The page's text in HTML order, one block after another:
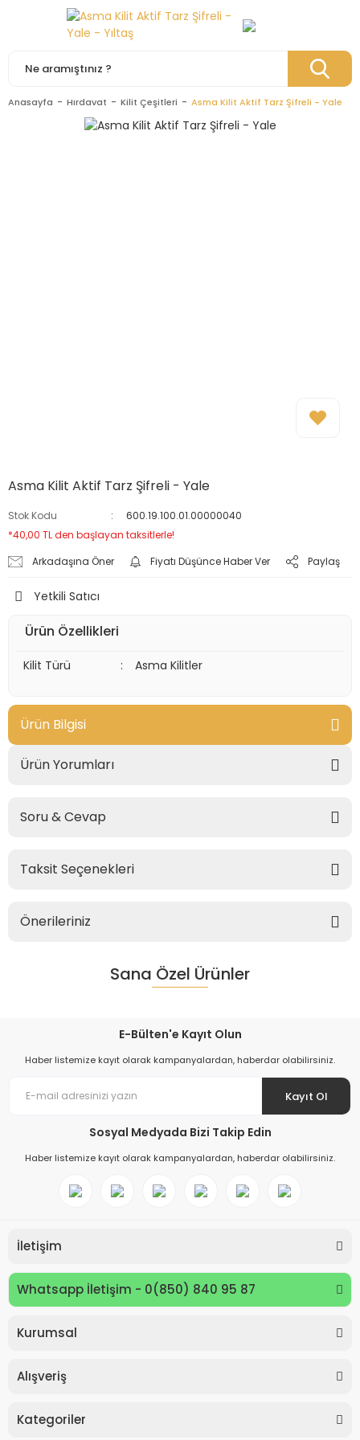
Anasayfa Hırdavat Kilit Çeşitleri Asma Kilit Aktif Tarz Şifreli - Yale
Asma Kilit Aktif Tarz Şifreli - Yale
Stok Kodu
600.19.100.01.00000040
*40,00 TL den başlayan taksitlerle!
Arkadaşına Öner
Fiyatı Düşünce Haber Ver Paylaş
Yetkili Satıcı
Ürün Özellikleri
Kilit Türü : Asma Kilitler
Ürün Bilgisi
Ürün Yorumları
Soru & Cevap
Taksit Seçenekleri
Önerileriniz
Sana Özel Ürünler
E-Bülten'e Kayıt Olun
Haber listemize kayıt olarak kampanyalardan, haberdar olabilirsiniz.
Kayıt Ol
Sosyal Medyada Bizi Takip Edin
Haber listemize kayıt olarak kampanyalardan, haberdar olabilirsiniz.
İletişim
Whatsapp İletişim - 0(850) 840 95 87
Kurumsal
Alışveriş
Kategoriler